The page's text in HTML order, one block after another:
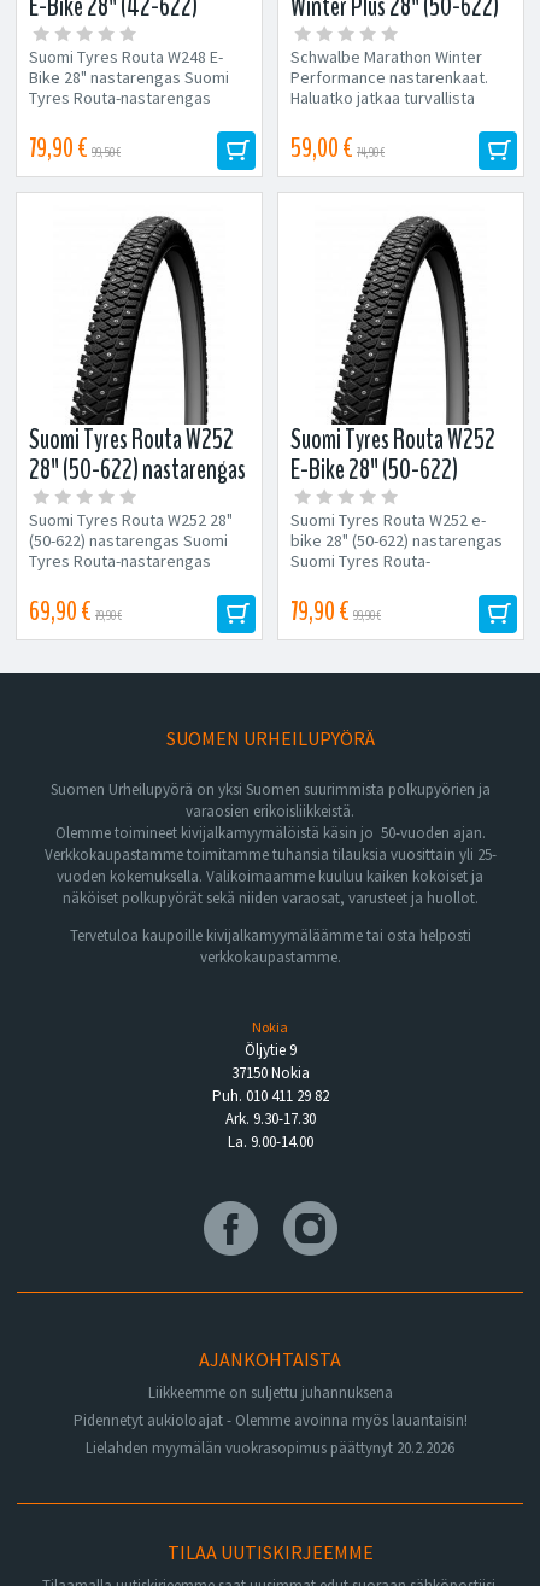
nastarengas
Suomi Tyres Routa W248 E-
Bike 28" nastarengas Suomi
Tyres Routa-nastarengas
monenlaisissa olosuhteissa....
79,90 € 99,50 €
nastarengas
Schwalbe Marathon Winter
Performance nastarenkaat.
Haluatko jatkaa turvallista
peittävät...
59,00 € 74,90 €
Suomi Tyres Routa W252
28" (50-622) nastarengas
Suomi Tyres Routa W252 28"
(50-622) nastarengas Suomi
Tyres Routa-nastarengas
monenlaisissa olosuhteissa....
69,90 € 79,90 €
Suomi Tyres Routa W252
E-Bike 28" (50-622)
nastarengas
Suomi Tyres Routa W252 e-
bike 28" (50-622) nastarengas
Suomi Tyres Routa-
hyvin monenlaisissa...
79,90 € 99,90 €
SUOMEN URHEILUPYÖRÄ
Suomen Urheilupyörä on yksi Suomen suurimmista polkupyörien ja
varaosien erikoisliikkeistä.
Olemme toimineet kivijalkamyymälöistä käsin jo 50-vuoden ajan.
Verkkokaupastamme toimitamme tuhansia tilauksia vuosittain yli 25-
vuoden kokemuksella. Valikoimaamme kuuluu kaiken kokoiset ja
näköiset polkupyörät sekä niiden varaosat, varusteet ja huollot.
Tervetuloa kaupoille kivijalkamyymäläämme tai osta helposti
verkkokaupastamme.
Nokia
Öljytie 9
37150 Nokia
Puh. 010 411 29 82
Ark. 9.30-17.30
La. 9.00-14.00
AJANKOHTAISTA
Liikkeemme on suljettu juhannuksena
Pidennetyt aukioloajat - Olemme avoinna myös lauantaisin!
Lielahden myymälän vuokrasopimus päättynyt 20.2.2026
TILAA UUTISKIRJEEMME